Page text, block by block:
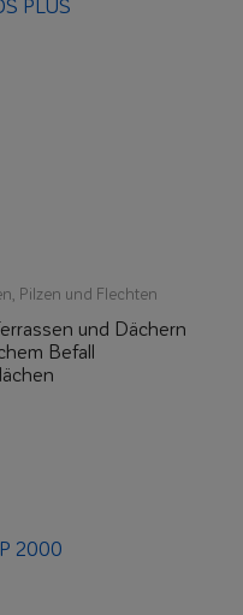
Pilzen und Flechten
und Dächern
Befall